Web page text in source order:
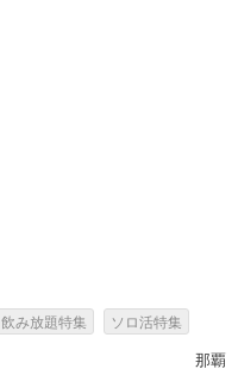
飲み放題特集 ソロ活特集
那覇